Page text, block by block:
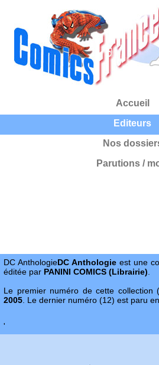
Accueil
Editeurs
Nos
Parutions /
DC AnthologieDC Anthologie est une
éditée par PANINI COMICS (Librairie)
Le premier numéro de cette collection
2005 . Le dernier numéro (12) est paru en
'